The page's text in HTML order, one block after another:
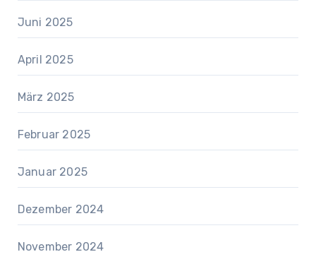
Juni 2025
April 2025
März 2025
Februar 2025
Januar 2025
Dezember 2024
November 2024